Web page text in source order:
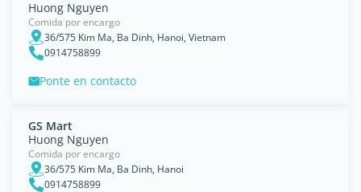
Huong Nguyen
Comida por encargo
36/575 Kim Ma, Ba Dinh, Hanoi, Vietnam
0914758899
Ponte en contacto
GS Mart
Huong Nguyen
Comida por encargo
36/575 Kim Ma, Ba Dinh, Hanoi
0914758899